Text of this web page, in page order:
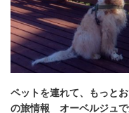
ペットを連れて、もっと
の旅情報 オーベルジュ